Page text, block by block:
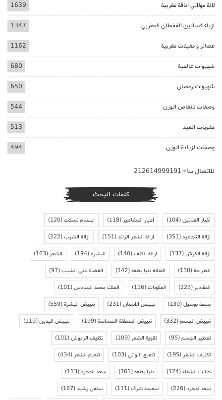
لالة مولاتي اناقة مغربية 1639
ازياء فساتين القفطان المغربي 1347
عصائر و مقبلات مغربية 1162
شهيوات عالمية 680
شهيوات رمضان 650
وصفات لانقاص الوزن 544
حلويات العيد 513
وصفات لزيادة الوزن 494
للاتصال بنا+212614999191
كلمات البحث
أخبار الفنانين(104) أخبار المشاهير(118) ابتسام تسكت(120)
ازالة التجاعيد(351) ازالة الشعر الزائد(151) ازالة الشيب(222)
ازالة الكرش(137) ازالة الكلف(140) البشرة(194) الشعر(163)
الطريقة(130) الفنانة دنيا بطمة(142) القضاء على الشيب(97)
المقادير(223) المكونات(116) الملك محمد السادس(101)
بسمة بوسيل(139) تبييض الاسنان(231) تبييض البشرة(559)
تبييض الجسم(332) تبييض المنطقة الحساسة(199) تبييض اليدين(119)
تعطير الجسم(95) تقوية الشعر(109) تكثيف الرموش(101)
تكثيف الشعر(195) تلميع الاواني(103) تنعيم الشعر(434)
حالات الشفاء(124) دنيا بطمة(761) سعد المجرد(113)
سعد لمجرد(226) سعيدة شرف(111) سلمى رشيد(167)